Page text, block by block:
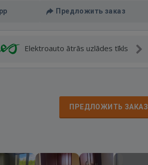
Предложить заказ
Elektroauto ātrās uzlādes tīkls
ПРЕДЛОЖИТЬ ЗАКАЗ